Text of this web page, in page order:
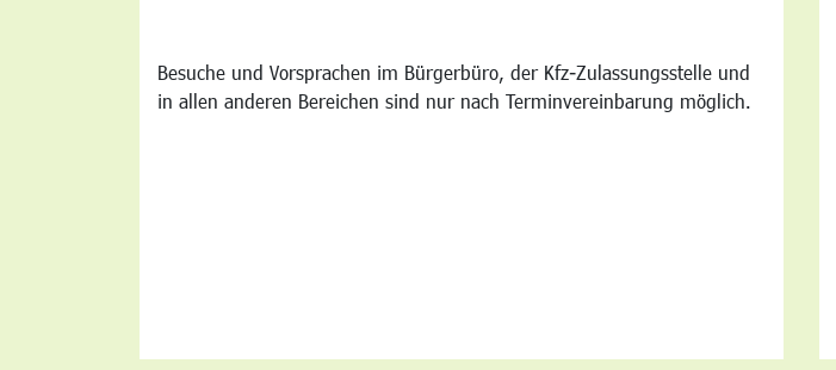
Besuche und Vorsprachen im Bürgerbüro, der Kfz-Zulassungsstelle und
in allen anderen Bereichen sind nur nach Terminvereinbarung möglich.